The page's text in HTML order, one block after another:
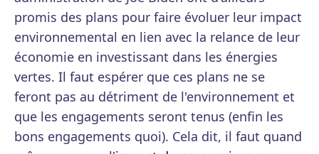
promis des plans pour faire évoluer leur impact
environnemental en lien avec la relance de leur
économie en investissant dans les énergies
vertes. Il faut espérer que ces plans ne se
feront pas au détriment de l'environnement et
que les engagements seront tenus (enfin les
bons engagements quoi). Cela dit, il faut quand